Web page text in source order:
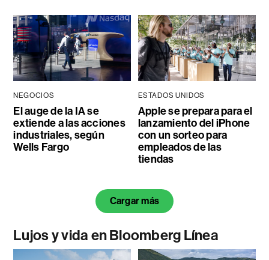
NEGOCIOS
El auge de la IA se
extiende a las acciones
industriales, según
Wells Fargo
ESTADOS UNIDOS
Apple se prepara para el
lanzamiento del iPhone
con un sorteo para
empleados de las
tiendas
Cargar más
Lujos y vida en Bloomberg Línea